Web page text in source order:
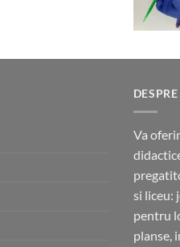
Va
si liceu:
pentru
planse,